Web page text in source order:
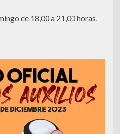
de 18,00 a 21,00 horas.